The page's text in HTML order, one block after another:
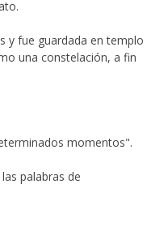
y fue guardada en templo
una constelación, a fin
momentos".
palabras de